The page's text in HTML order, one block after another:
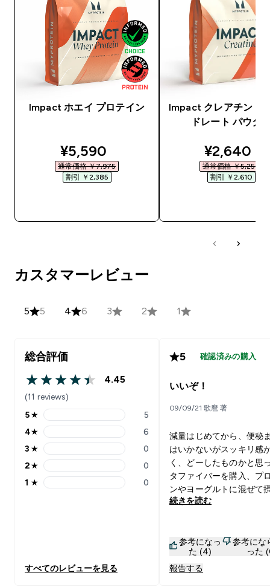
Impact ホエイ プロテイン
discounted price
¥5,590‎
通常価格 ￥7,975‎
割引 ￥2,385‎
Impact クレアチン モ
ドレート パウダ
¥2,640‎
通常価格 ￥5,250‎
割引 ￥2,610‎
カスタマーレビュー
5 5 4 6 3 2 1
総合評価
4.45 out of 5 stars
4.45
(11 reviews)
5 stars rating 5 reviews
5★ 5
4 stars rating 6 reviews
4★ 6
3 stars rating 0 reviews
3 ★ 0
2 stars rating 0 reviews
2★ 0
1 stars rating 0 reviews
1 ★ 0
すべてのレビューを見る
5 確認済みの購入
いいぞ！
09/09/21 歌麿 著
減量はじめてから、便秘
はいかないがスッキリ感
く、どーしたものかと思
タファイバーを購入、プ
ンやヨーグルトに混ぜて
てみたが、多少良くなっ
イバーがヒット！。口コ
り臭いが少しする。りん
酵した臭いだな。そして
続きを読む
参考になっ
た (4)
参考にな
った
報告する